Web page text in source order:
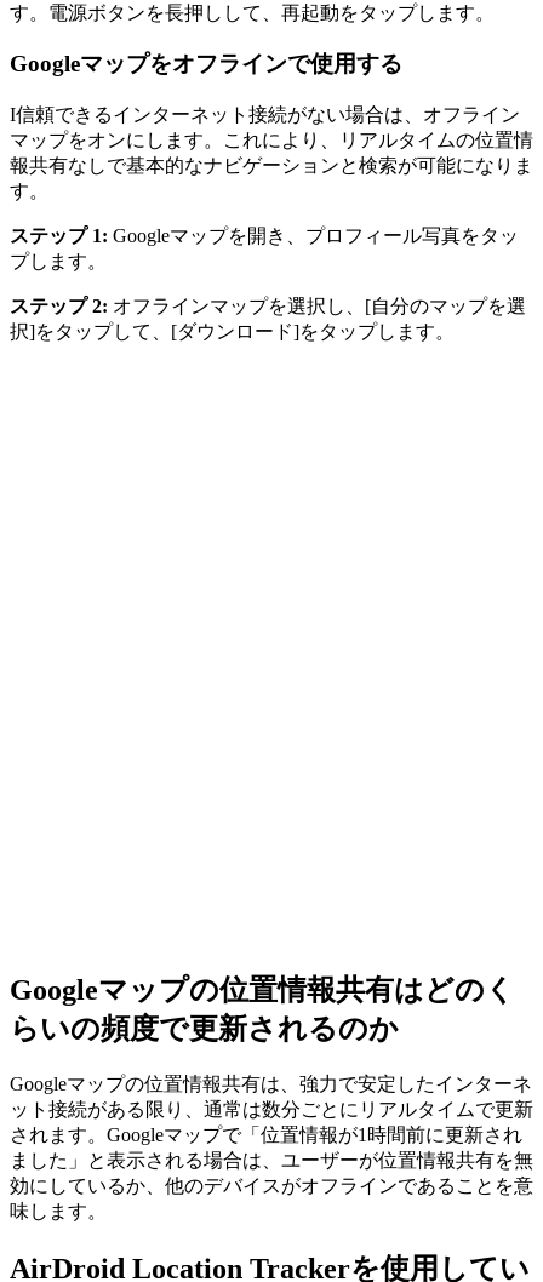
す。電源ボタンを長押しして、再起動をタップします。
Googleマップをオフラインで使用する
I信頼できるインターネット接続がない場合は、オフライン
マップをオンにします。これにより、リアルタイムの位置情
報共有なしで基本的なナビゲーションと検索が可能になりま
す。
ステップ 1: Googleマップを開き、プロフィール写真をタッ
プします。
ステップ 2: オフラインマップを選択し、[自分のマップを選
択]をタップして、[ダウンロード]をタップします。
Googleマップの位置情報共有はどのく
らいの頻度で更新されるのか
Googleマップの位置情報共有は、強力で安定したインターネ
ット接続がある限り、通常は数分ごとにリアルタイムで更新
されます。Googleマップで「位置情報が1時間前に更新され
ました」と表示される場合は、ユーザーが位置情報共有を無
効にしているか、他のデバイスがオフラインであることを意
味します。
AirDroid Location Trackerを使用してい